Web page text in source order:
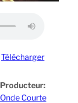
Télécharger
Producteur:
Onde Courte